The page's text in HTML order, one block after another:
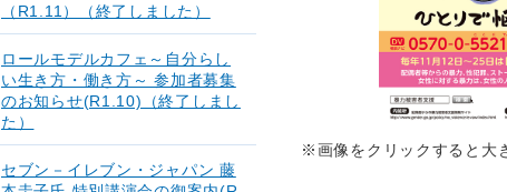
※画像をクリックすると大
（R1.11）（終了しました）
ロールモデルカフェ～自分らし
い生き方・働き方～ 参加者募集
のお知らせ(R1.10)（終了しまし
た）
セブン－イレブン・ジャパン 藤